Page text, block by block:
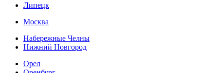
Липецк
Москва
Набережные Челны
Нижний Новгород
Орел